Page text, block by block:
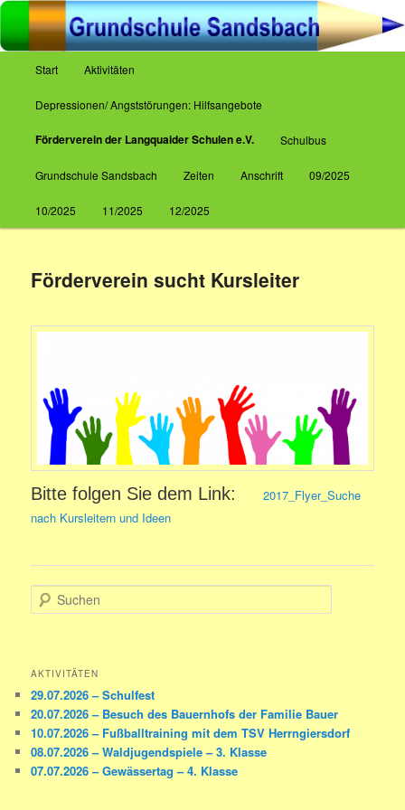
Zum
Inhalt
wechseln
Grundschule Sandsbach
Start Aktivitäten
Depressionen/ Angststörungen: Hilfsangebote
Förderverein der Langquaider Schulen e.V. Schulbus
Grundschule Sandsbach Zeiten Anschrift 09/2025
10/2025 11/2025 12/2025
Förderverein sucht Kursleiter
Bitte folgen Sie dem Link:2017_Flyer_Suche
nach Kursleitern und Ideen
u
n
AKTIVITÄTEN
29.07.2026 – Schulfest
20.07.2026 – Besuch des Bauernhofs der Familie Bauer
10.07.2026 – Fußballtraining mit dem TSV Herrngiersdorf
08.07.2026 – Waldjugendspiele – 3. Klasse
07.07.2026 – Gewässertag – 4. Klasse